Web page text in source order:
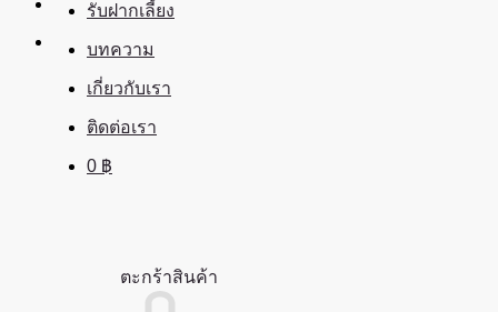
รับฝากเลี้ยง
บทความ
เกี่ยวกับเรา
ติดต่อเรา
0 ฿
ตะกร้าสินค้า